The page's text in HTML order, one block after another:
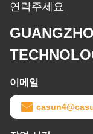
연락주세요
이메일